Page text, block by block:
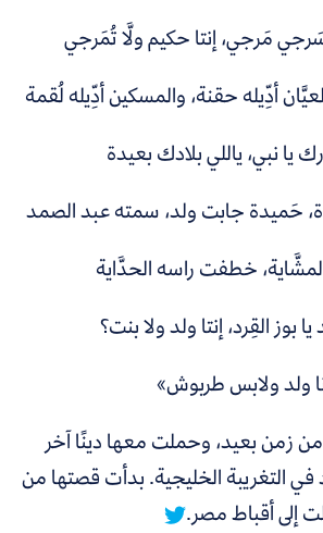
مَرجي، إنتا حكيم ولَّا تُمَرجي
أدِّيله حقنة، والمسكين أدِّيله لُقمة
يا نبي، ياللي بلادك بعيدة
حَميدة جابت ولد، سمته عبد الصمد
خطفت راسه الحدَّاية
بوز القِرد، إنتا ولد ولا بنت؟
ولد ولابس طربوش»
زمن بعيد، وحملت معها دينًا آخر
التغريبة الخليجية. بدأت قصتها من
إلى أقباط مصر.